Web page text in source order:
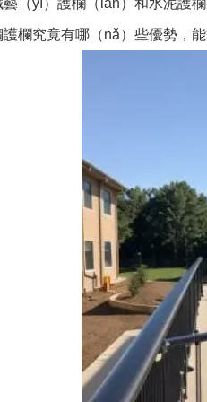
（yì）護欄（lán）和水泥護欄
欄究竟有哪（nǎ）些優勢，